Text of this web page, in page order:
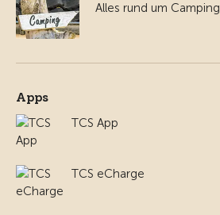
Alles rund um Camping
Apps
TCS App
TCS eCharge